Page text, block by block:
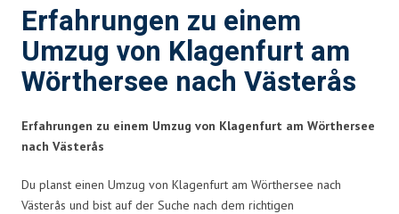
Erfahrungen zu einem
Umzug von Klagenfurt am
Wörthersee nach Västerås
Erfahrungen zu einem Umzug von Klagenfurt am Wörthersee
nach Västerås
Du planst einen Umzug von Klagenfurt am Wörthersee nach
Västerås und bist auf der Suche nach dem richtigen